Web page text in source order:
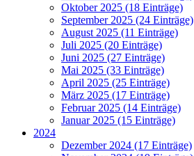
Oktober 2025 (18 Einträge)
September 2025 (24 Einträge)
August 2025 (11 Einträge)
Juli 2025 (20 Einträge)
Juni 2025 (27 Einträge)
Mai 2025 (33 Einträge)
April 2025 (25 Einträge)
März 2025 (17 Einträge)
Februar 2025 (14 Einträge)
Januar 2025 (15 Einträge)
2024
Dezember 2024 (17 Einträge)